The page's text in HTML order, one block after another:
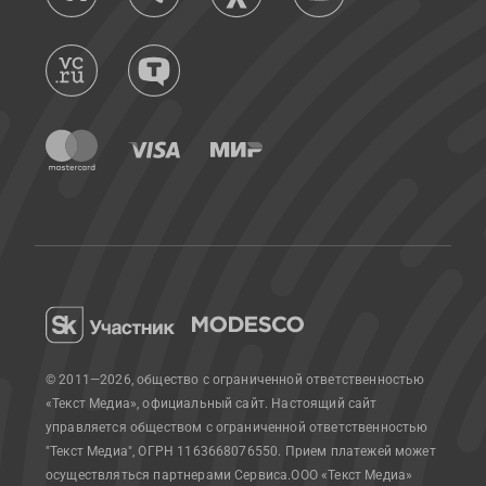
© 2011—2026, общество с ограниченной ответственностью
«Текст Медиа», официальный сайт. Настоящий сайт
управляется обществом с ограниченной ответственностью
"Текст Медиа", ОГРН 1163668076550. Прием платежей может
осуществляться партнерами Сервиса.ООО «Текст Медиа»